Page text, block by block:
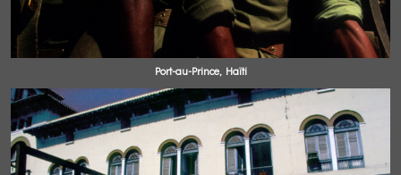
Port-au-Prince, Haïti